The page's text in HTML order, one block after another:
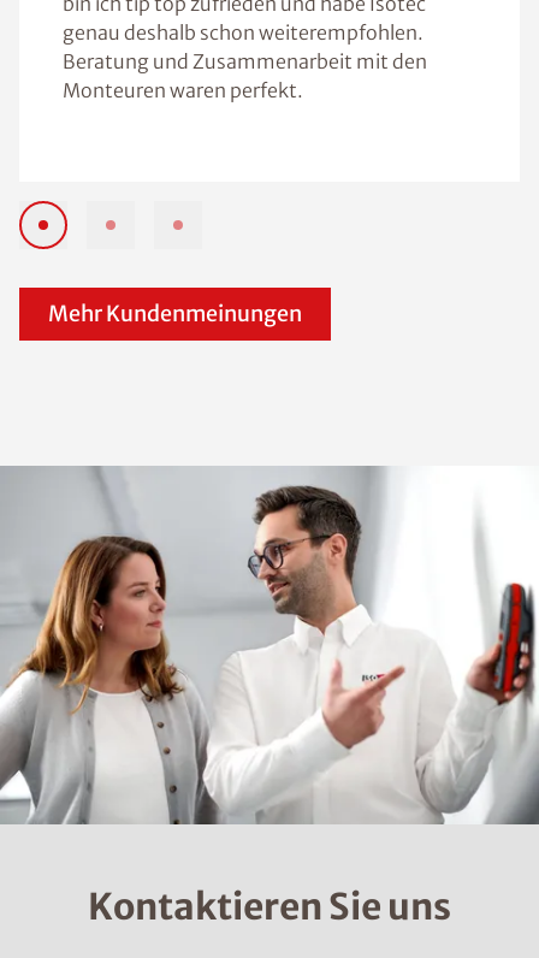
genau deshalb schon weiterempfohlen.
Beratung und Zusammenarbeit mit den
Monteuren waren perfekt.
Mehr Kundenmeinungen
Kontaktieren Sie uns